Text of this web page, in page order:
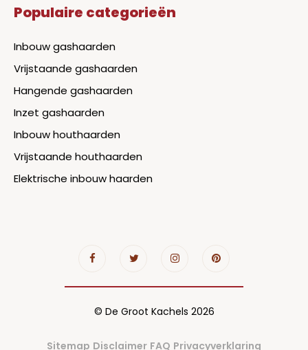
Populaire categorieën
Inbouw gashaarden
Vrijstaande gashaarden
Hangende gashaarden
Inzet gashaarden
Inbouw houthaarden
Vrijstaande houthaarden
Elektrische inbouw haarden
© De Groot Kachels 2026
Sitemap Disclaimer FAQ Privacyverklaring